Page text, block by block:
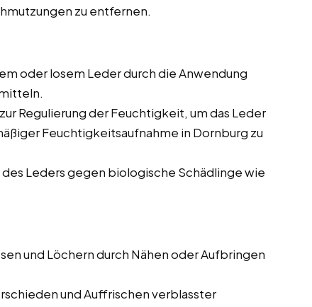
zu entfernen.
oder losem Leder durch die Anwendung
Regulierung der Feuchtigkeit, um das Leder
Feuchtigkeitsaufnahme in Dornburg zu
Leders gegen biologische Schädlinge wie
und Löchern durch Nähen oder Aufbringen
und Auffrischen verblasster